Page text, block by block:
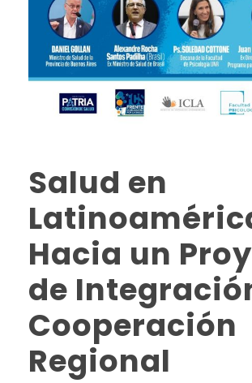
Salud en
Hacia un
de
Cooperación
Regional